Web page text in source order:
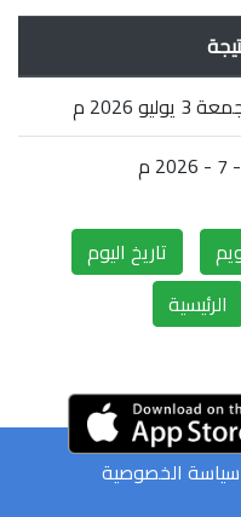
3 يوليو 2026 م
تاريخ اليوم
الرئيسية
سياسة الخصوصية